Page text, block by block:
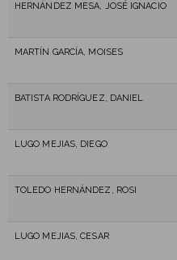
HERNÁNDEZ MESA, JOSÉ IGNACIO
MARTÍN GARCÍA, MOISES
BATISTA RODRÍGUEZ, DANIEL
LUGO MEJIAS, DIEGO
TOLEDO HERNÁNDEZ, ROSI
LUGO MEJIAS, CESAR